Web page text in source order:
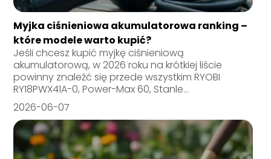
Myjka ciśnieniowa akumulatorowa ranking –
które modele warto kupić?
Jeśli chcesz kupić myjkę ciśnieniową
akumulatorową, w 2026 roku na krótkiej liście
powinny znaleźć się przede wszystkim RYOBI
RY18PWX41A-0, Power-Max 60, Stanle...
2026-06-07